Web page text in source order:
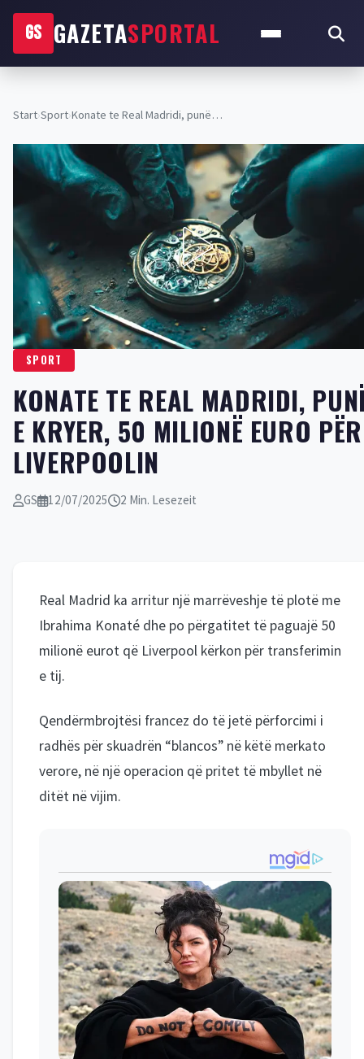
GS GAZETASPORTAL
Start›Sport›Konate te Real Madridi, punë…
SPORT
KONATE TE REAL MADRIDI,
E KRYER, 50 MILIONË EURO PËR
LIVERPOOLIN
GS 12/07/2025 2 Min. Lesezeit
Real Madrid ka arritur një marrëveshje të plotë me
Ibrahima Konaté dhe po përgatitet të paguajë 50
milionë eurot që Liverpool kërkon për transferimin
e tij.
Qendërmbrojtësi francez do të jetë përforcimi i
radhës për skuadrën “blancos” në këtë merkato
verore, në një operacion që pritet të mbyllet në
ditët në vijim.